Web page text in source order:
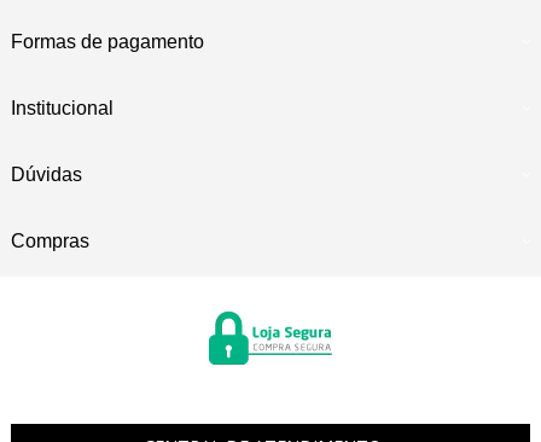
Formas de pagamento
Institucional
Dúvidas
Compras